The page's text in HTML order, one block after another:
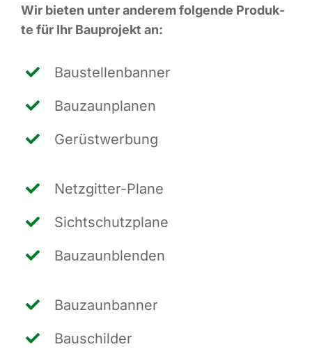
Wir bie­ten unter ande­rem fol­gen­de Pro­duk­
te für Ihr Bau­pro­jekt an:
Bau­stel­len­ban­ner
Bau­zaun­pla­nen
Gerüst­wer­bung
Netz­git­ter-Pla­ne
Sicht­schutz­pla­ne
Bau­zaun­blen­den
Bau­zaun­ban­ner
Bau­schil­der